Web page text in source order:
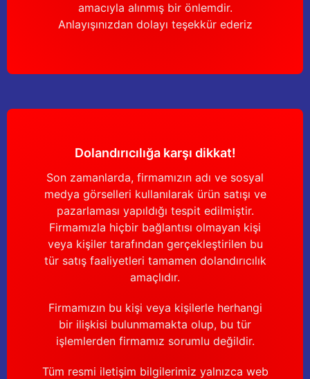
amacıyla alınmış bir önlemdir.
Anlayışınızdan dolayı teşekkür ederiz
Dolandırıcılığa karşı dikkat!
Son zamanlarda, firmamızın adı ve sosyal
medya görselleri kullanılarak ürün satışı ve
pazarlaması yapıldığı tespit edilmiştir.
Firmamızla hiçbir bağlantısı olmayan kişi
veya kişiler tarafından gerçekleştirilen bu
tür satış faaliyetleri tamamen dolandırıcılık
amaçlıdır.
Firmamızın bu kişi veya kişilerle herhangi
bir ilişkisi bulunmamakta olup, bu tür
işlemlerden firmamız sorumlu değildir.
Tüm resmi iletişim bilgilerimiz yalnızca web